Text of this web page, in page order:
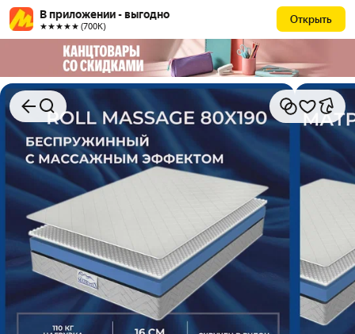
В приложении - выгодно
★★★★★ (700К)
Открыть